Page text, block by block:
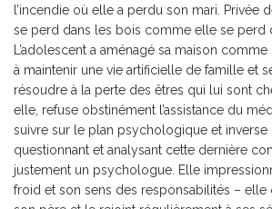
l’incendie où elle a perdu son mari. Privée
se perd dans les bois comme elle se perd
L’adolescent a aménagé sa maison
à maintenir une vie artificielle de famille et
résoudre à la perte des êtres qui lui sont
elle, refuse obstinément l’assistance du
suivre sur le plan psychologique et inverse
questionnant et analysant cette dernière
justement un psychologue. Elle
froid et son sens des responsabilités – elle